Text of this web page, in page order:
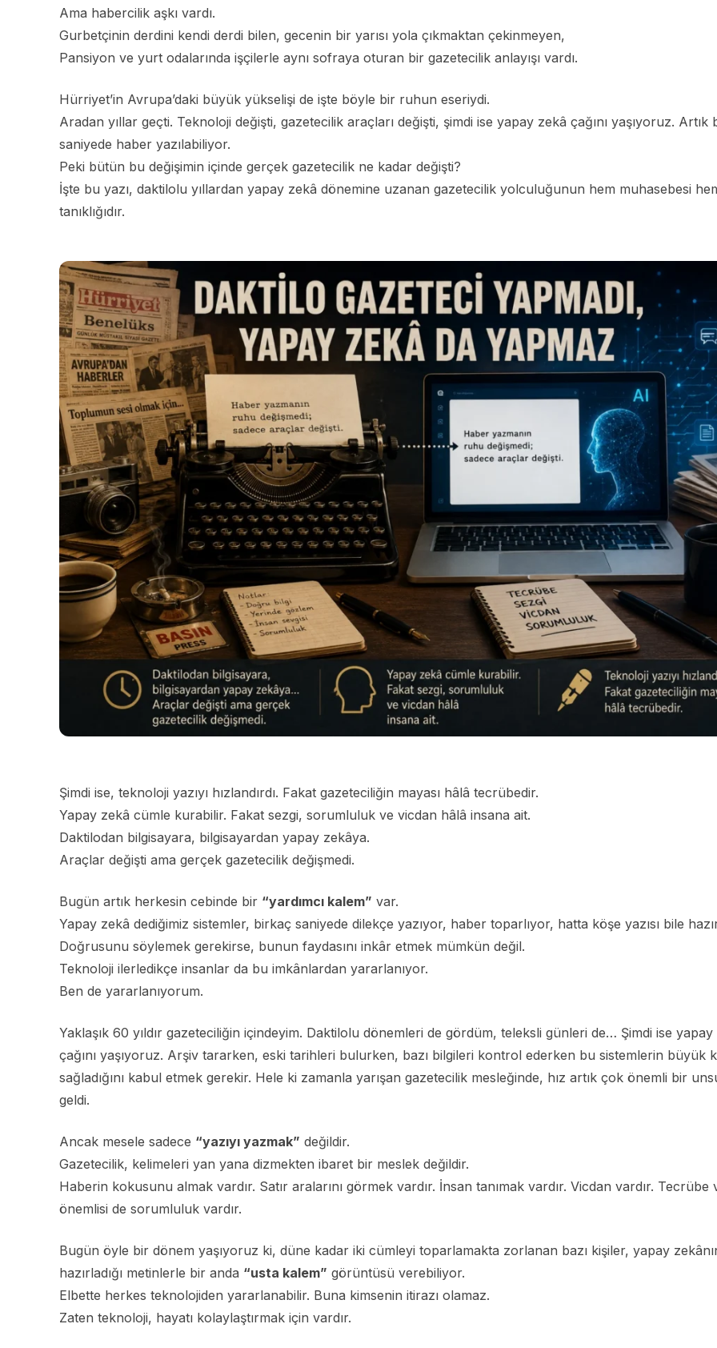
Ama habercilik aşkı vardı.
Gurbetçinin derdini kendi derdi bilen, gecenin bir yarısı yola çıkmaktan çekinmeyen,
Pansiyon ve yurt odalarında işçilerle aynı sofraya oturan bir gazetecilik anlayışı vardı.
Hürriyet’in Avrupa’daki büyük yükselişi de işte böyle bir ruhun eseriydi.
Aradan yıllar geçti. Teknoloji değişti, gazetecilik araçları değişti, şimdi ise yapay zekâ çağını yaşıyoruz. Artık
saniyede haber yazılabiliyor.
Peki bütün bu değişimin içinde gerçek gazetecilik ne kadar değişti?
İşte bu yazı, daktilolu yıllardan yapay zekâ dönemine uzanan gazetecilik yolculuğunun hem muhasebesi
tanıklığıdır.
Şimdi ise, teknoloji yazıyı hızlandırdı. Fakat gazeteciliğin mayası hâlâ tecrübedir.
Yapay zekâ cümle kurabilir. Fakat sezgi, sorumluluk ve vicdan hâlâ insana ait.
Daktilodan bilgisayara, bilgisayardan yapay zekâya.
Araçlar değişti ama gerçek gazetecilik değişmedi.
Bugün artık herkesin cebinde bir “yardımcı kalem” var.
Yapay zekâ dediğimiz sistemler, birkaç saniyede dilekçe yazıyor, haber toparlıyor, hatta köşe yazısı bile
Doğrusunu söylemek gerekirse, bunun faydasını inkâr etmek mümkün değil.
Teknoloji ilerledikçe insanlar da bu imkânlardan yararlanıyor.
Ben de yararlanıyorum.
Yaklaşık 60 yıldır gazeteciliğin içindeyim. Daktilolu dönemleri de gördüm, teleksli günleri de… Şimdi ise yapay
çağını yaşıyoruz. Arşiv tararken, eski tarihleri bulurken, bazı bilgileri kontrol ederken bu sistemlerin büyük
sağladığını kabul etmek gerekir. Hele ki zamanla yarışan gazetecilik mesleğinde, hız artık çok önemli bir
geldi.
Ancak mesele sadece “yazıyı yazmak” değildir.
Gazetecilik, kelimeleri yan yana dizmekten ibaret bir meslek değildir.
Haberin kokusunu almak vardır. Satır aralarını görmek vardır. İnsan tanımak vardır. Vicdan vardır. Tecrübe
önemlisi de sorumluluk vardır.
Bugün öyle bir dönem yaşıyoruz ki, düne kadar iki cümleyi toparlamakta zorlanan bazı kişiler, yapay
hazırladığı metinlerle bir anda “usta kalem” görüntüsü verebiliyor.
Elbette herkes teknolojiden yararlanabilir. Buna kimsenin itirazı olamaz.
Zaten teknoloji, hayatı kolaylaştırmak için vardır.